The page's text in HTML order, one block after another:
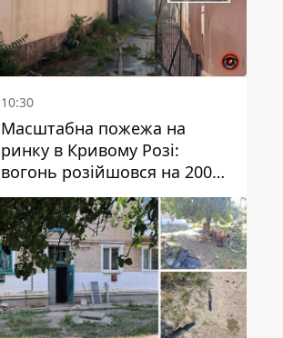
10:30
Масштабна пожежа на
ринку в Кривому Розі:
вогонь розійшовся на 200
квадратних метрів